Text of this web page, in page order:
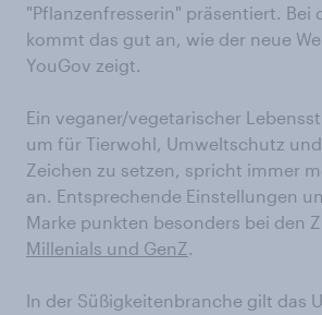
"Pflanzenfresserin" präsentiert. Bei
kommt das gut an, wie der neue
YouGov zeigt.
Ein veganer/vegetarischer
um für Tierwohl, Umweltschutz
Zeichen zu setzen, spricht immer
an. Entsprechende Einstellungen
Marke punkten besonders bei den
Millenials und GenZ.
In der Süßigkeitenbranche gilt das